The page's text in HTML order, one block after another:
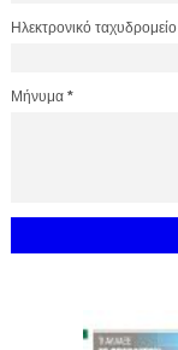
Ηλεκτρονικό ταχυδρομείο
Μήνυμα *